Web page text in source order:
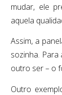
mudar, ele
aquela
Assim, a
sozinha. Para
outro ser – o
Outro